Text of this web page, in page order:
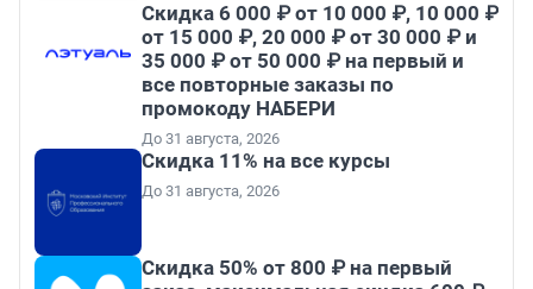
Скидка 6 000 ₽ от 10 000 ₽, 10 000 ₽
от 15 000 ₽, 20 000 ₽ от 30 000 ₽ и
35 000 ₽ от 50 000 ₽ на первый и
все повторные заказы по
промокоду НАБЕРИ
До 31 августа, 2026
Скидка 11% на все курсы
До 31 августа, 2026
Скидка 50% от 800 ₽ на первый